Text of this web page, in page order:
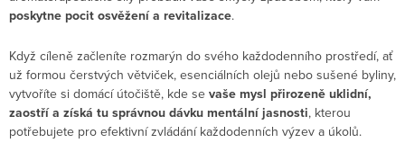
poskytne pocit osvěžení a revitalizace.
Když cíleně začleníte rozmarýn do svého každodenního prostředí, ať
už formou čerstvých větviček, esenciálních olejů nebo sušené byliny,
vytvoříte si domácí útočiště, kde se vaše mysl přirozeně uklidní,
zaostří a získá tu správnou dávku mentální jasnosti, kterou
potřebujete pro efektivní zvládání každodenních výzev a úkolů.